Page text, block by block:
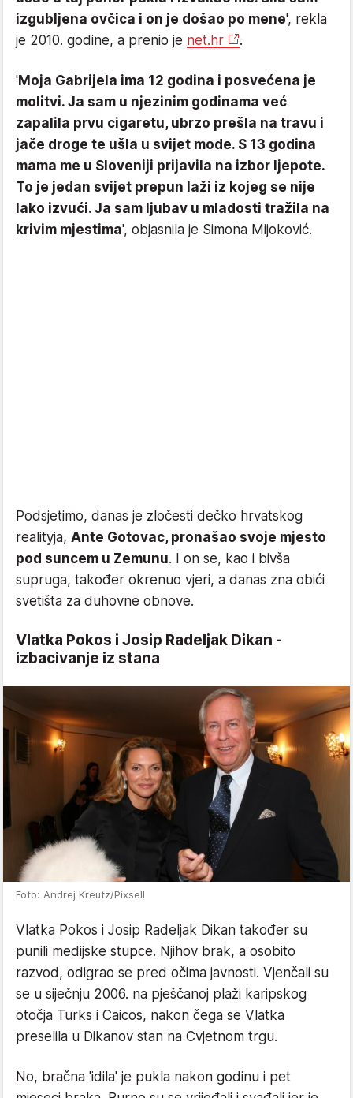
izgubljena ovčica i on je došao po mene', rekla
je 2010. godine, a prenio je net.hr .
'Moja Gabrijela ima 12 godina i posvećena je
molitvi. Ja sam u njezinim godinama već
zapalila prvu cigaretu, ubrzo prešla na travu i
jače droge te ušla u svijet mode. S 13 godina
mama me u Sloveniji prijavila na izbor ljepote.
To je jedan svijet prepun laži iz kojeg se nije
lako izvući. Ja sam ljubav u mladosti tražila na
krivim mjestima', objasnila je Simona Mijoković.
Podsjetimo, danas je zločesti dečko hrvatskog
realityja, Ante Gotovac, pronašao svoje mjesto
pod suncem u Zemunu. I on se, kao i bivša
supruga, također okrenuo vjeri, a danas zna obići
svetišta za duhovne obnove.
Vlatka Pokos i Josip Radeljak Dikan -
izbacivanje iz stana
Foto: Andrej Kreutz/Pixsell
Vlatka Pokos i Josip Radeljak Dikan također su
punili medijske stupce. Njihov brak, a osobito
razvod, odigrao se pred očima javnosti. Vjenčali su
se u siječnju 2006. na pješčanoj plaži karipskog
otočja Turks i Caicos, nakon čega se Vlatka
preselila u Dikanov stan na Cvjetnom trgu.
No, bračna 'idila' je pukla nakon godinu i pet